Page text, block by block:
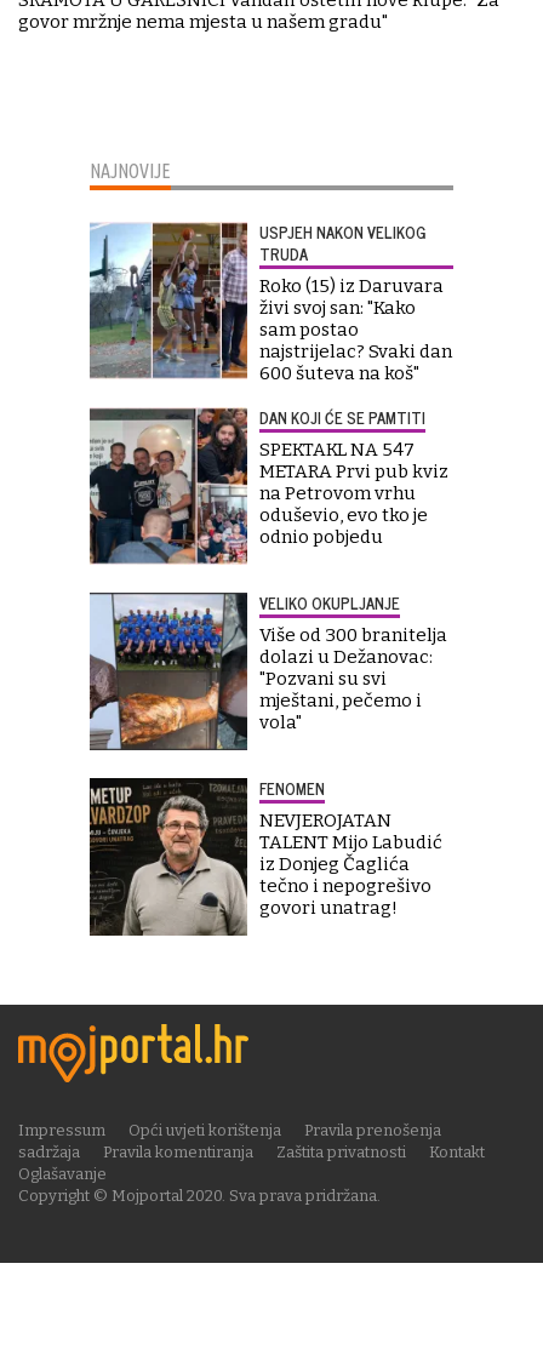
govor mržnje nema mjesta u našem gradu"
NAJNOVIJE
USPJEH NAKON VELIKOG
TRUDA
Roko (15) iz Daruvara
živi svoj san: "Kako
sam postao
najstrijelac? Svaki dan
600 šuteva na koš"
DAN KOJI ĆE SE PAMTITI
SPEKTAKL NA 547
METARA Prvi pub kviz
na Petrovom vrhu
oduševio, evo tko je
odnio pobjedu
VELIKO OKUPLJANJE
Više od 300 branitelja
dolazi u Dežanovac:
"Pozvani su svi
mještani, pečemo i
vola"
FENOMEN
NEVJEROJATAN
TALENT Mijo Labudić
iz Donjeg Čaglića
tečno i nepogrešivo
govori unatrag!
Copyright © Mojportal 2020. Sva prava pridržana.
Impressum Opći uvjeti korištenja
Pravila prenošenja
sadržaja
Pravila komentiranja Zaštita privatnosti
Kontakt
Oglašavanje